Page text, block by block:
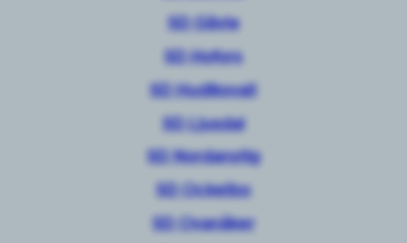
SD Gävle
SD Hofors
SD Hudiksvall
SD Ljusdal
SD Nordanstig
SD Ockelbo
SD Ovanåker